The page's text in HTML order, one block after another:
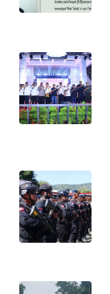
News
Regional
WN
SUMUT
JAKARTA
WN
JABAR
WN